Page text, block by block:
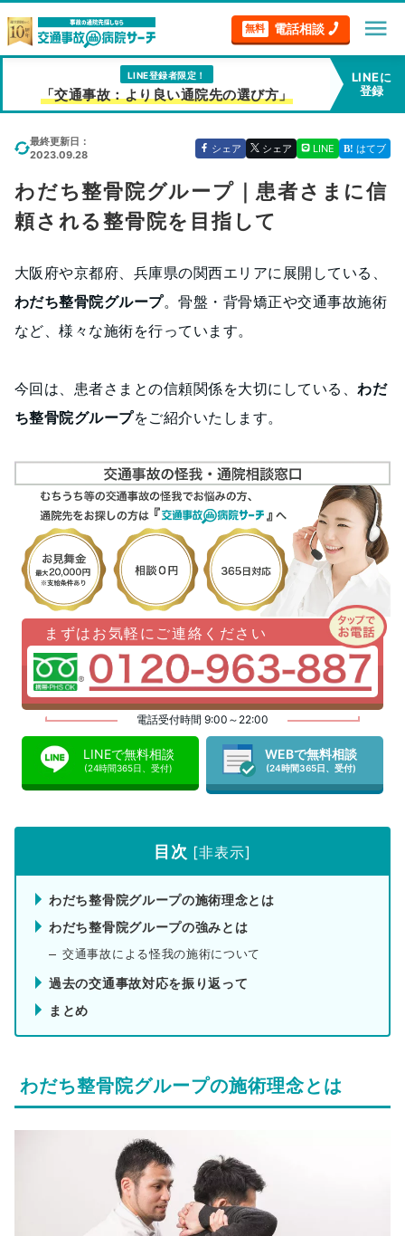
無料 電話相談 menu
LINE登録者限定！
「交通事故：より良い通院先の選び方」
LINEに
登録
最終更新日：
2023.09.28
シェア シェア LINE はてブ
わだち整骨院グループ｜患者さまに信
頼される整骨院を目指して
大阪府や京都府、兵庫県の関西エリアに展開している、
わだち整骨院グループ。骨盤・背骨矯正や交通事故施術
など、様々な施術を行っています。
今回は、患者さまとの信頼関係を大切にしている、わだ
ち整骨院グループをご紹介いたします。
まずはお気軽にご連絡ください
電話受付時間 9:00～22:00
LINEで無料相談
(24時間365日、受付)
WEBで無料相談
(24時間365日、受付)
目次 [非表示]
わだち整骨院グループの施術理念とは
わだち整骨院グループの強みとは
交通事故による怪我の施術について
過去の交通事故対応を振り返って
まとめ
わだち整骨院グループの施術理念とは